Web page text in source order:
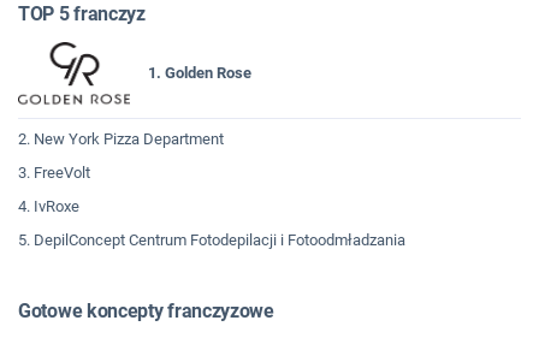
TOP 5 franczyz
1. Golden Rose
2. New York Pizza Department
3. FreeVolt
4. IvRoxe
5. DepilConcept Centrum Fotodepilacji i Fotoodmładzania
Gotowe koncepty franczyzowe